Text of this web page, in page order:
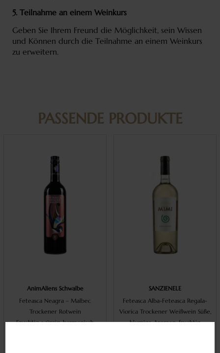
5. Teilnahme an einem Weinkurs
Geben Sie Ihrem Freund die Möglichkeit, sein Wissen
und Können durch die Teilnahme an einem Weinkurs
zu erweitern.
PASSENDE PRODUKTE
AnimAliens Schwalbe
Feteasca Neagra – Malbec
Trockener Rotwein
Fruchtig, würzig, harmonisch
SANZIENELE
Feteasca Alba-Feteasca Regala-
Viorica Trockener Weißwein Süße,
blumige Aromen, fruchtig